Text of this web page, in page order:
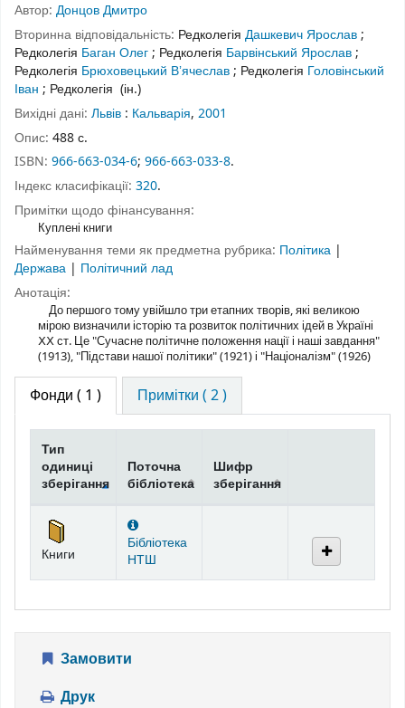
Автор: Донцов Дмитро
Вторинна відповідальність: Редколегія Дашкевич Ярослав;
Редколегія Баган Олег; Редколегія Барвінський Ярослав;
Редколегія Брюховецький Вʼячеслав; Редколегія Головінський
Іван ; Редколегія (ін.)
Вихідні дані: Львів : Кальварія, 2001
Опис: 488 с.
ISBN: 966-663-034-6; 966-663-033-8.
Індекс класифікації: 320.
Примітки щодо фінансування:
Куплені книги
Найменування теми як предметна рубрика: Політика |
Держава | Політичний лад
Анотація:
До першого тому увійшло три етапних творів, які великою
мірою визначили історію та розвиток політичних ідей в Україні
ⅩⅩ ст. Це "Сучасне політичне положення нації і наші завдання"
(1913), "Підстави нашої політики" (1921) і "Націоналізм" (1926)
Фонди ( 1 ) Примітки ( 2 )
Фонди
Тип
одиниці
зберігання
Поточна
бібліотека
Шифр
зберігання
Книги
Бібліотека
НТШ
Замовити
Друк